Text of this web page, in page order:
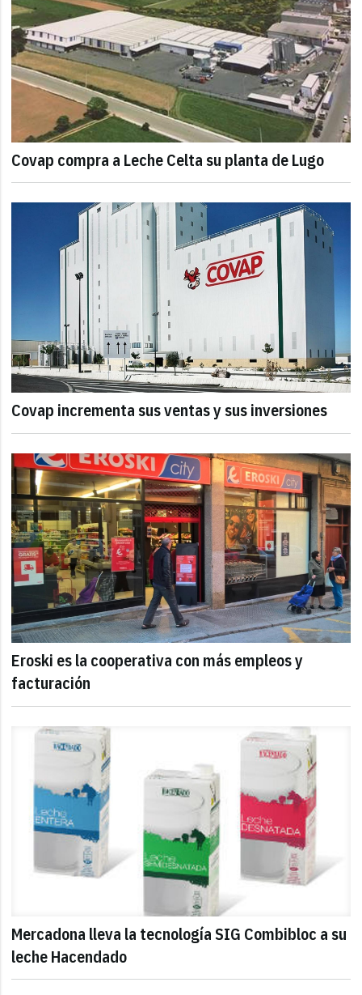
Covap compra a Leche Celta su planta de Lugo
Covap incrementa sus ventas y sus inversiones
Eroski es la cooperativa con más empleos y
facturación
Mercadona lleva la tecnología SIG Combibloc a su
leche Hacendado